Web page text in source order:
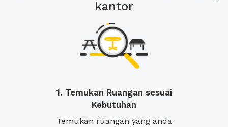
kantor
1. Temukan Ruangan sesuai
Kebutuhan
Temukan ruangan yang anda